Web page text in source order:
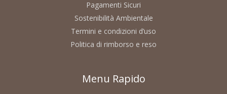
Pagamenti Sicuri
Sostenibilità Ambientale
Termini e condizioni d’uso
Politica di rimborso e reso
Menu Rapido